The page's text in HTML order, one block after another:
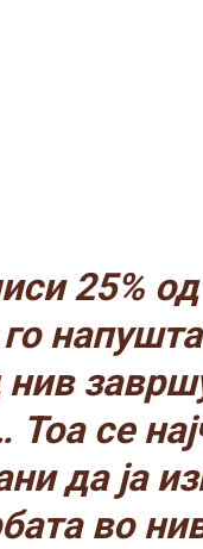
25% од
се
да ја
во